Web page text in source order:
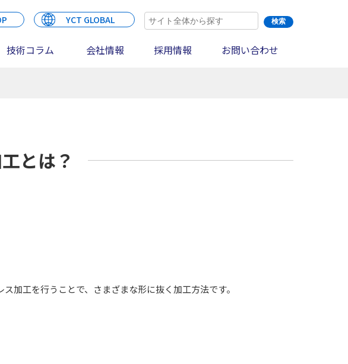
YCT GLOBAL
技術コラム 会社情報 採用情報 お問い合わせ
とは？
加工を行うことで、さまざまな形に抜く加工方法です。